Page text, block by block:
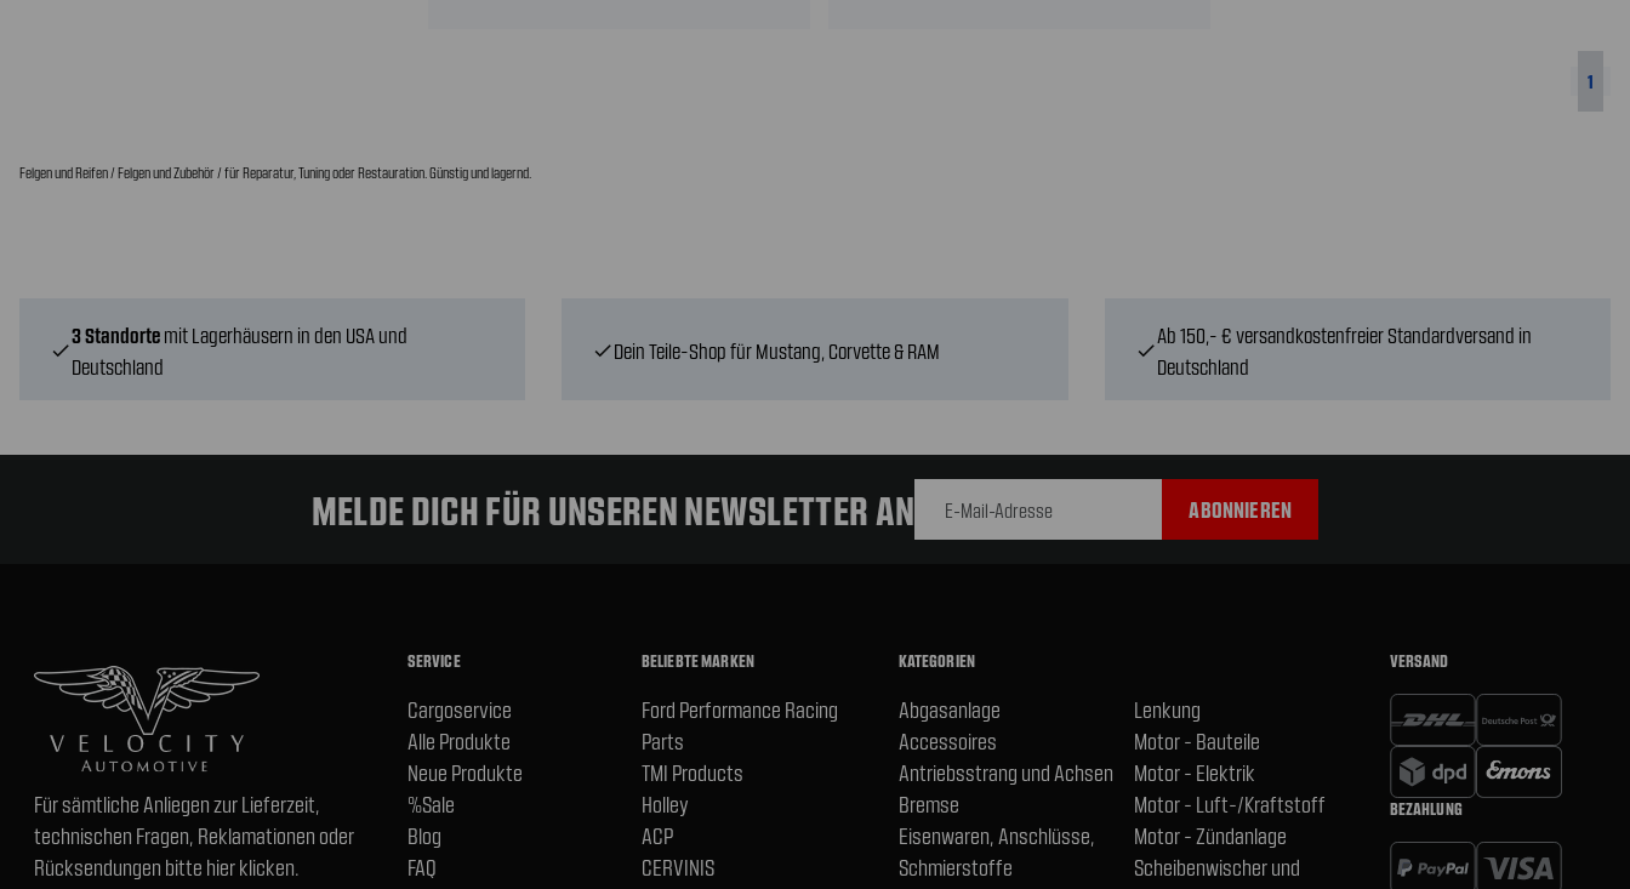
1
Felgen und Reifen / Felgen und Zubehör / für Reparatur, Tuning oder Restauration. Günstig und lagernd.
check
3 Standorte mit Lagerhäusern in den USA und
Deutschland
checkDein Teile-Shop für Mustang, Corvette & RAM check
Ab 150,- € versandkostenfreier Standardversand in
Deutschland
MELDE DICH FÜR UNSEREN NEWSLETTER AN
Für sämtliche Anliegen zur Lieferzeit,
technischen Fragen, Reklamationen oder
Rücksendungen bitte hier klicken.
SERVICE
Cargoservice
Alle Produkte
Neue Produkte
%Sale
Blog
FAQ
BELIEBTE MARKEN
Ford Performance Racing
Parts
TMI Products
Holley
ACP
CERVINIS
KATEGORIEN
Abgasanlage
Accessoires
Antriebsstrang und Achsen
Bremse
Eisenwaren, Anschlüsse,
Schmierstoffe
Lenkung
Motor - Bauteile
Motor - Elektrik
Motor - Luft-/Kraftstoff
Motor - Zündanlage
Scheibenwischer und
VERSAND
BEZAHLUNG